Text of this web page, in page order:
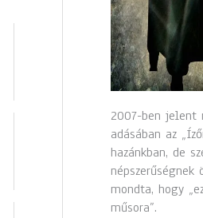
2007-ben jelent
adásában az
hazánkban, de
népszerűségnek
mondta, hogy
műsora”.